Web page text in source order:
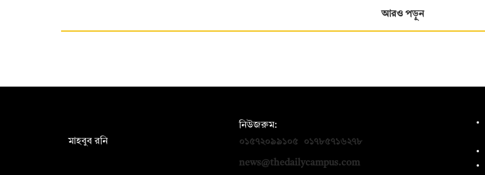
আরও পড়ুন
মাহবুব রনি
নিউজরুম:
০১৫৭২০৯৯১০৫
০১৭৮৫৭১৬২৭৮
news@thedailycampus.com